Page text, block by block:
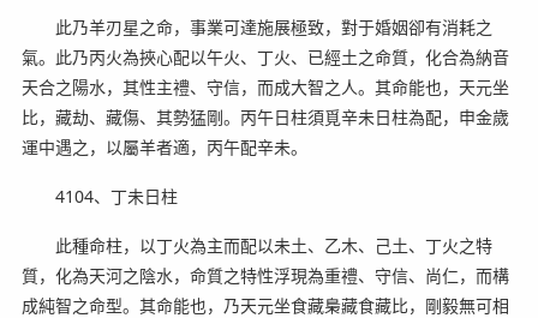
此乃羊刃星之命，事業可達施展極致，對于婚姻卻有消耗之
氣。此乃丙火為挾心配以午火、丁火、已經土之命質，化合為納音
天合之陽水，其性主禮、守信，而成大智之人。其命能也，天元坐
比，藏劫、藏傷、其勢猛剛。丙午日柱須覓辛未日柱為配，申金歲
運中遇之，以屬羊者適，丙午配辛未。
4104、丁未日柱
此種命柱，以丁火為主而配以未土、乙木、己土、丁火之特
質，化為天河之陰水，命質之特性浮現為重禮、守信、尚仁，而構
成純智之命型。其命能也，乃天元坐食藏梟藏食藏比，剛毅無可相